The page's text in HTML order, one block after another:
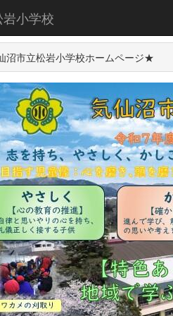
岩小学校
沼市立松岩小学校ホームページ★